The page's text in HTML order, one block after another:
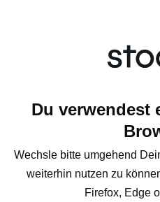
Du verwendest
Wechsle bitte umgehend
weiterhin nutzen zu
Firefox, Edge